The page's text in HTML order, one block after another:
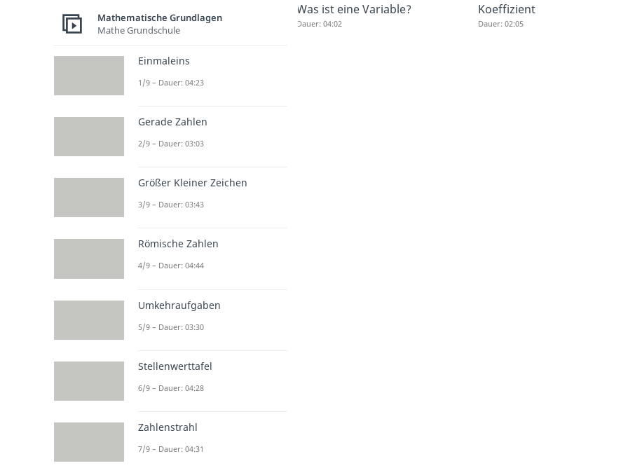
Was ist eine Variable?
Dauer: 04:02
Koeffizient
Dauer: 02:05
Mathematische Grundlagen
Mathe Grundschule
Einmaleins
1/9 – Dauer: 04:23
Gerade Zahlen
2/9 – Dauer: 03:03
Größer Kleiner Zeichen
3/9 – Dauer: 03:43
Römische Zahlen
4/9 – Dauer: 04:44
Umkehraufgaben
5/9 – Dauer: 03:30
Stellenwerttafel
6/9 – Dauer: 04:28
Zahlenstrahl
7/9 – Dauer: 04:31